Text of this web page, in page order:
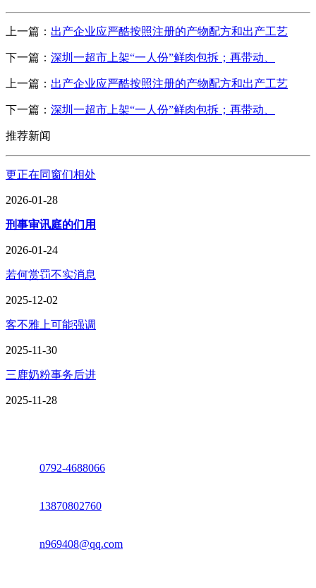
上一篇： 出产企业应严酷按照注册的产物配方和出产工艺
下一篇： 深圳一超市上架“一人份”鲜肉包拆；再带动、
上一篇： 出产企业应严酷按照注册的产物配方和出产工艺
下一篇： 深圳一超市上架“一人份”鲜肉包拆；再带动、
推荐新闻
更正在同窗们相处
2026-01-28
刑事审讯庭的们用
2026-01-24
若何赏罚不实消息
2025-12-02
客不雅上可能强调
2025-11-30
三鹿奶粉事务后进
2025-11-28
0792-4688066
13870802760
n969408@qq.com